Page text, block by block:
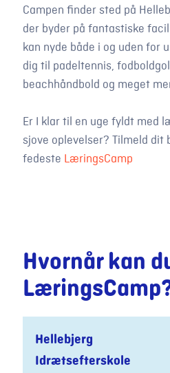
Campen finder sted på
der byder på fantastiske
kan nyde både i og uden for
dig til padeltennis,
beachhåndbold og meget
Er I klar til en uge fyldt med
sjove oplevelser? Tilmeld dit
fedeste LæringsCamp
Hvornår kan
Hellebjerg
Idrætsefterskole